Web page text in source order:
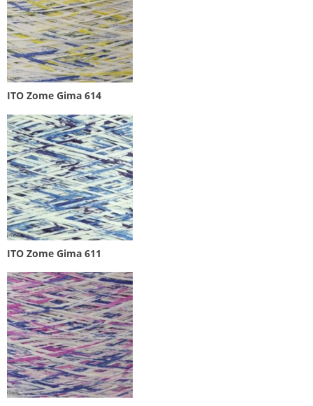
ITO Zome Gima 614
ITO Zome Gima 611